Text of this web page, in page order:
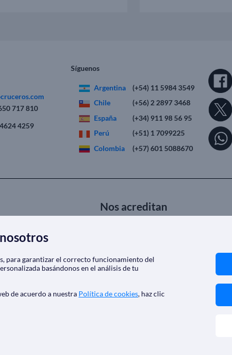
717 810
4259
Síguenos
Argentina
(+54) 11 5984 3549
Chile
(+56) 2 2897 3468
España
(+34) 911 98 56 95
Perú
(+51) 1 7099225
Colombia
(+57) 601 5088670
Nos acreditan
para garantizar el correcto funcionamiento del
basándonos en el análisis de tu
de acuerdo a nuestra Política de cookies, haz clic